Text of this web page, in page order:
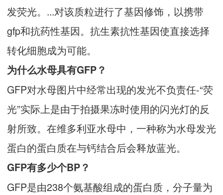
发荧光。...对该质粒进行了基因修饰，以携带
gfp和抗药性基因。抗生素抗性基因使直接选择
转化细胞成为可能。
为什么水母具有GFP？
GFP对水母图片中经常出现的发光不负责任-“荧
光”实际上是由于拍摄果冻时使用的闪光灯的反
射所致。在维多利亚水母中，一种称为水母发光
蛋白的蛋白质在与钙结合后会释放蓝光。
GFP有多少个BP？
GFP是由238个氨基酸组成的蛋白质，分子量为